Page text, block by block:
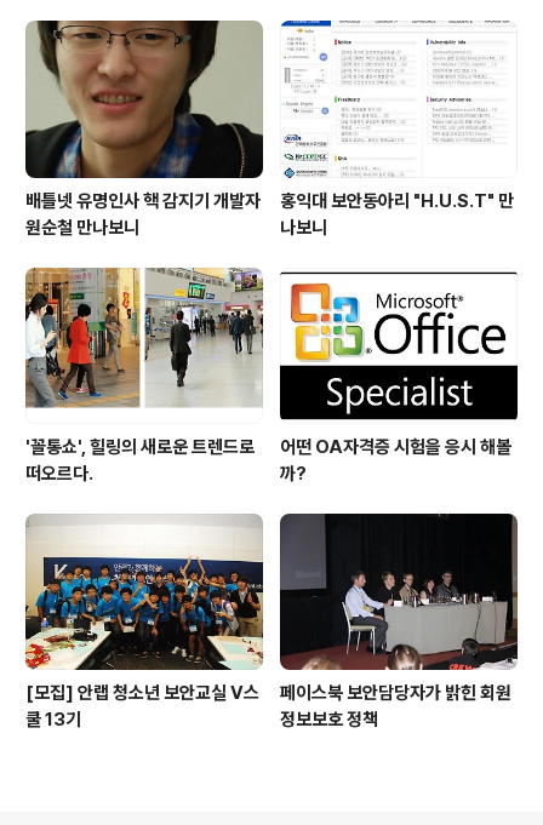
배틀넷 유명인사 핵 감지기 개발자
원순철 만나보니
홍익대 보안동아리 "H.U.S.T" 만
나보니
'꼴통쇼', 힐링의 새로운 트렌드로
떠오르다.
어떤 OA자격증 시험을 응시 해볼
까?
[모집] 안랩 청소년 보안교실 V스
쿨 13기
페이스북 보안담당자가 밝힌 회원
정보보호 정책